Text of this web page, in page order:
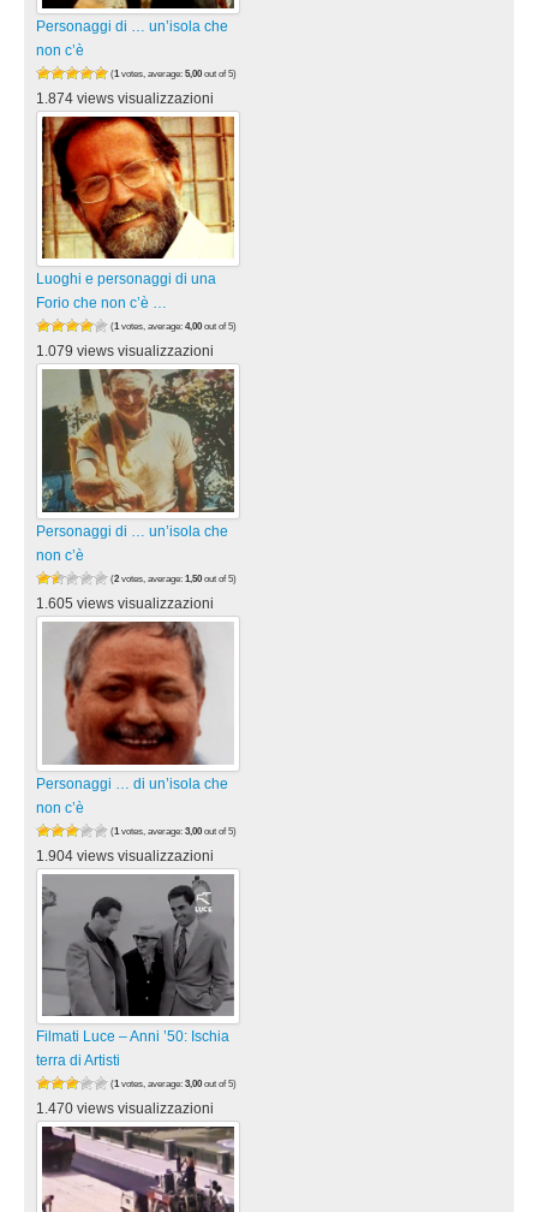
Personaggi di … un’isola che
non c’è
(1 votes, average: 5,00 out of 5)
1.874 views visualizzazioni
Luoghi e personaggi di una
Forio che non c’è …
(1 votes, average: 4,00 out of 5)
1.079 views visualizzazioni
Personaggi di … un’isola che
non c’è
(2 votes, average: 1,50 out of 5)
1.605 views visualizzazioni
Personaggi … di un’isola che
non c’è
(1 votes, average: 3,00 out of 5)
1.904 views visualizzazioni
Filmati Luce – Anni ’50: Ischia
terra di Artisti
(1 votes, average: 3,00 out of 5)
1.470 views visualizzazioni